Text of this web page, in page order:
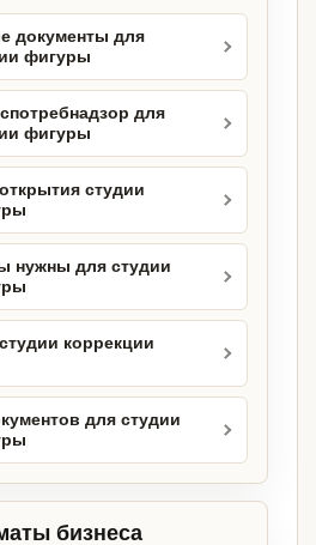
документы для
фигуры
для
фигуры
студии
нужны для студии
коррекции
для студии
бизнеса